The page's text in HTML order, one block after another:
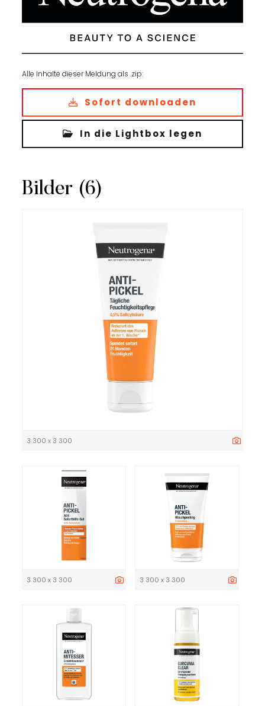
Alle Inhalte dieser Meldung als .zip:
Sofort downloaden
In die Lightbox legen
Bilder (6)
3 300 x 3 300
3 300 x 3 300 3 300 x 3 300